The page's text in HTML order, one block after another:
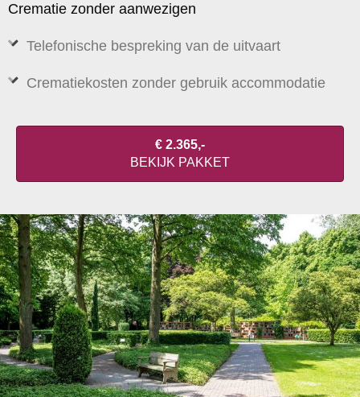
Crematie zonder aanwezigen
Telefonische bespreking van de uitvaart
Crematiekosten zonder gebruik accommodatie
€ 2.365,-
BEKIJK PAKKET